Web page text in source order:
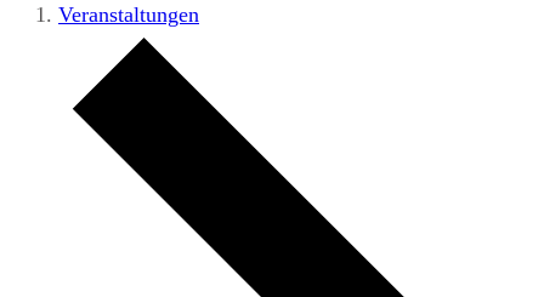
Veranstaltungen